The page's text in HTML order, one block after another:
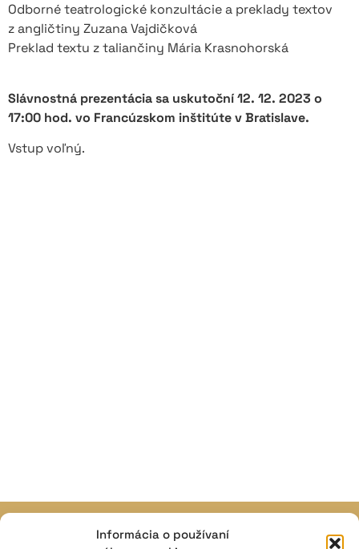
Informácia o používaní
Odborné teatrologické konzultácie a preklady textov
z angličtiny Zuzana Vajdičková
Preklad textu z taliančiny Mária Krasnohorská
Slávnostná prezentácia sa uskutoční 12. 12. 2023 o
17:00 hod. vo Francúzskom inštitúte v Bratislave.
Vstup voľný.